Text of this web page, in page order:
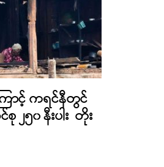
ောင့် ကရင်နီတွင်
၂၅၀ နီးပါး တိုး